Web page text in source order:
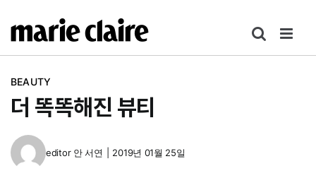
텐
BEAUTY
더 똑똑해진 뷰티
editor 안 서연 2019년 01월 25일